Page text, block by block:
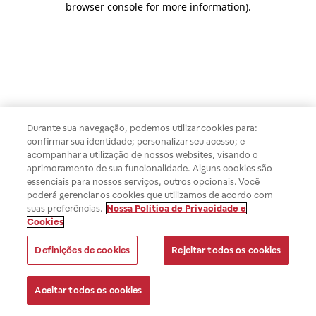
browser console for more information).
Durante sua navegação, podemos utilizar cookies para:
confirmar sua identidade; personalizar seu acesso; e
acompanhar a utilização de nossos websites, visando o
aprimoramento de sua funcionalidade. Alguns cookies são
essenciais para nossos serviços, outros opcionais. Você
poderá gerenciar os cookies que utilizamos de acordo com
suas preferências. Nossa Política de Privacidade e
Cookies
Definições de cookies Rejeitar todos os cookies
Aceitar todos os cookies